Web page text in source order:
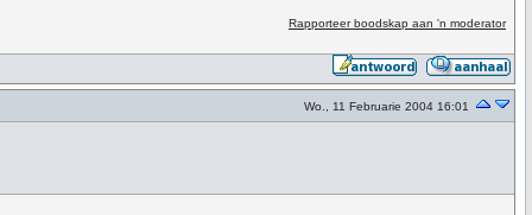
Rapporteer boodskap aan 'n moderator
Wo., 11 Februarie 2004 16:01